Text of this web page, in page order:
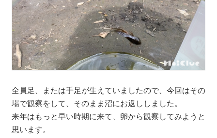
全員足、または手足が生えていましたので、今回はその
場で観察をして、そのまま沼にお返ししました。
来年はもっと早い時期に来て、卵から観察してみようと
思います。